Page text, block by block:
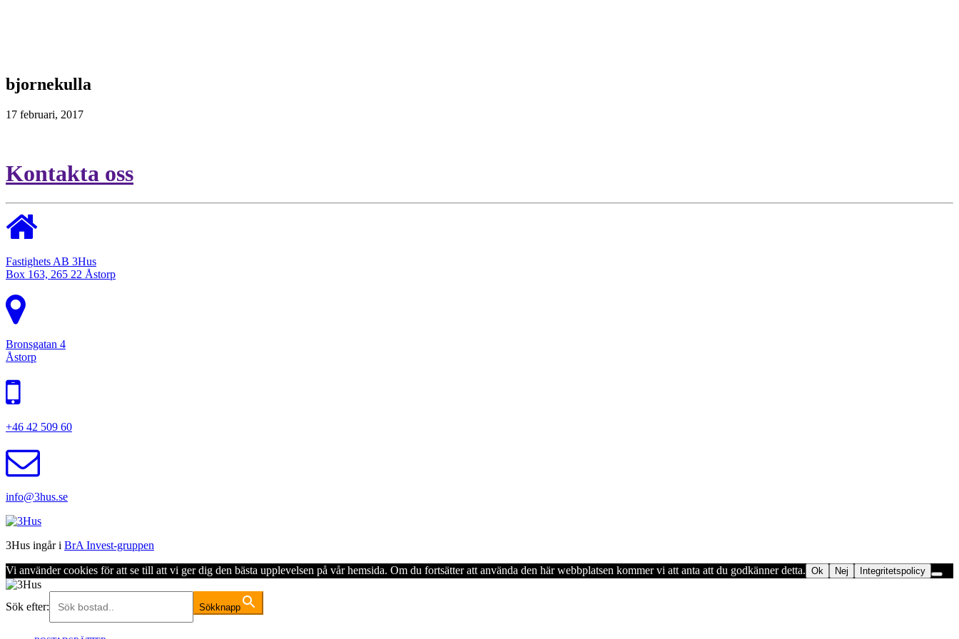
bjornekulla
17 februari, 2017
Kontakta oss
Fastighets AB 3Hus
Box 163, 265 22 Åstorp
Bronsgatan 4
Åstorp
+46 42 509 60
info@3hus.se
3Hus ingår i BrA Invest-gruppen
Vi använder cookies för att se till att vi ger dig den bästa upplevelsen på vår hemsida. Om du fortsätter att använda den här webbplatsen kommer vi att anta att du godkänner detta. Ok Nej Integritetspolicy
Sök efter: Sökknapp